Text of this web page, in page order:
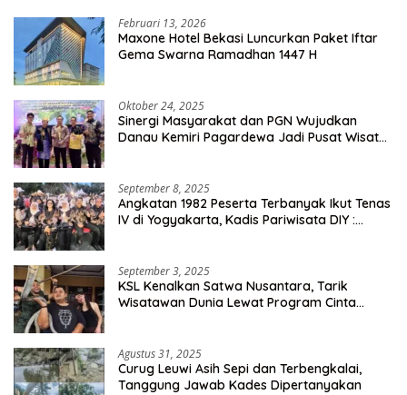
Februari 13, 2026
Maxone Hotel Bekasi Luncurkan Paket Iftar
Gema Swarna Ramadhan 1447 H
Oktober 24, 2025
Sinergi Masyarakat dan PGN Wujudkan
Danau Kemiri Pagardewa Jadi Pusat Wisata
September 8, 2025
Angkatan 1982 Peserta Terbanyak Ikut Tenas
IV di Yogyakarta, Kadis Pariwisata DIY :
September 3, 2025
KSL Kenalkan Satwa Nusantara, Tarik
Wisatawan Dunia Lewat Program Cinta
Agustus 31, 2025
Curug Leuwi Asih Sepi dan Terbengkalai,
Tanggung Jawab Kades Dipertanyakan